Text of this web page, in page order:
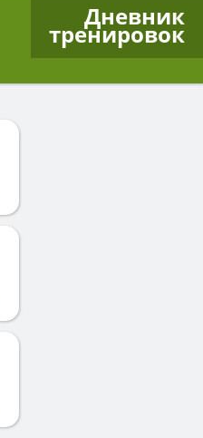
Дневник
тренировок